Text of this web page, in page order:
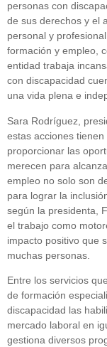
personas con
de sus derechos y el
personal y
formación y empleo,
entidad trabaja
con discapacidad
una vida plena e
Sara Rodríguez,
estas acciones
proporcionar las
merecen para
empleo no solo son
para lograr la
según la presidenta,
el trabajo como
impacto positivo que
muchas personas.
Entre los servicios
de formación
discapacidad las
mercado laboral en
gestiona diversos